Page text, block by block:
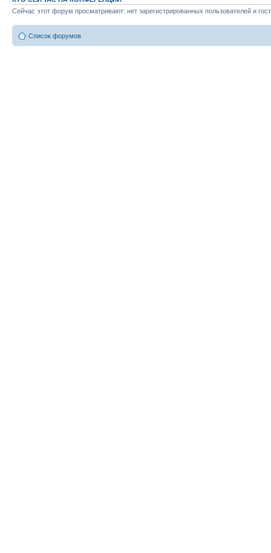
Сейчас этот форум просматривают: нет зарегистрированных пользователей и
Список форумов